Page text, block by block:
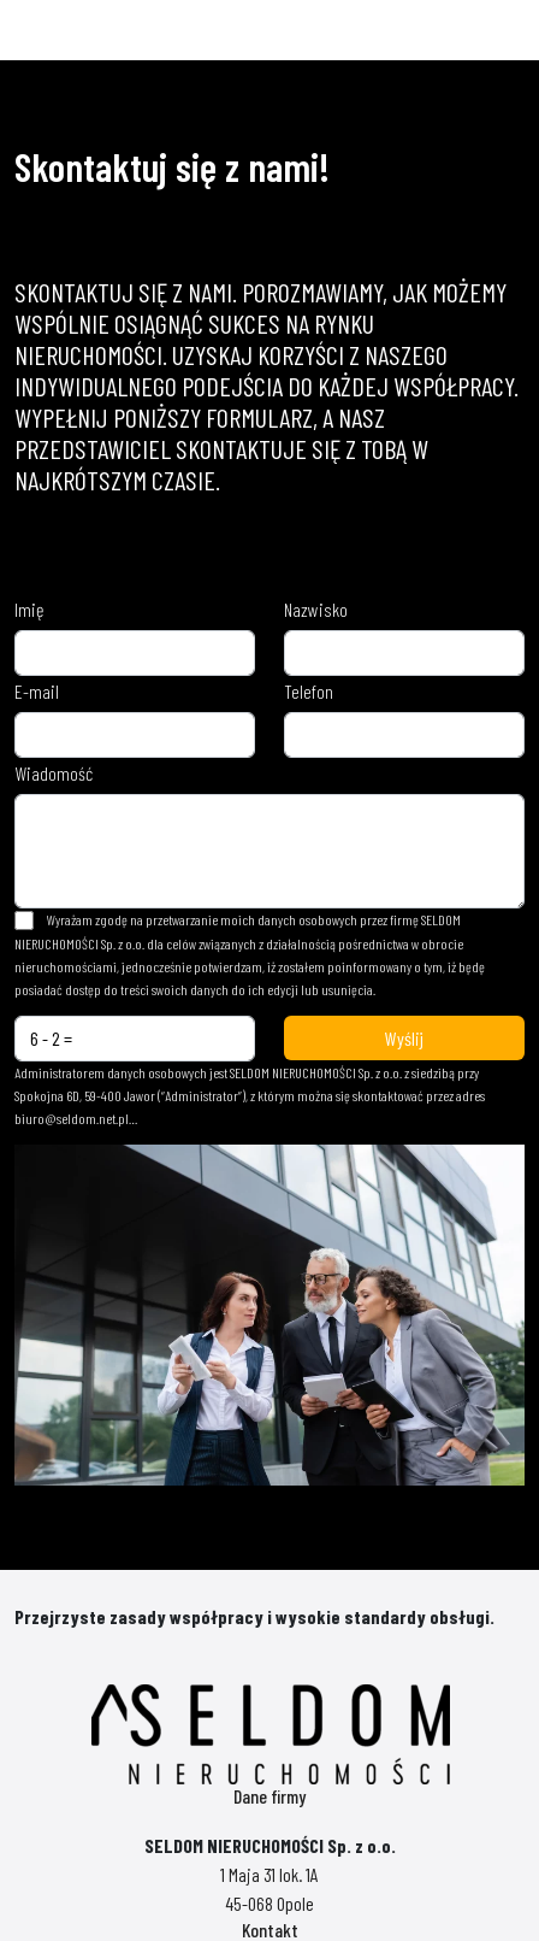
Skontaktuj się z nami!
SKONTAKTUJ SIĘ Z NAMI. POROZMAWIAMY, JAK MOŻEMY
WSPÓLNIE OSIĄGNĄĆ SUKCES NA RYNKU
NIERUCHOMOŚCI. UZYSKAJ KORZYŚCI Z NASZEGO
INDYWIDUALNEGO PODEJŚCIA DO KAŻDEJ WSPÓŁPRACY.
WYPEŁNIJ PONIŻSZY FORMULARZ, A NASZ
PRZEDSTAWICIEL SKONTAKTUJE SIĘ Z TOBĄ W
NAJKRÓTSZYM CZASIE.
Imię Nazwisko
E-mail Telefon
Wiadomość
Wyrażam zgodę na przetwarzanie moich danych osobowych przez firmę SELDOM
NIERUCHOMOŚCI Sp. z o.o. dla celów związanych z działalnością pośrednictwa w obrocie
nieruchomościami, jednocześnie potwierdzam, iż zostałem poinformowany o tym, iż będę
posiadać dostęp do treści swoich danych do ich edycji lub usunięcia.
Administratorem danych osobowych jest SELDOM NIERUCHOMOŚCI Sp. z o.o. z siedzibą przy
Spokojna 6D, 59-400 Jawor (“Administrator”), z którym można się skontaktować przez adres
biuro@seldom.net.pl…
Przejrzyste zasady współpracy i wysokie standardy obsługi.
Dane firmy
SELDOM NIERUCHOMOŚCI Sp. z o.o.
1 Maja 31 lok. 1A
45-068 Opole
Kontakt